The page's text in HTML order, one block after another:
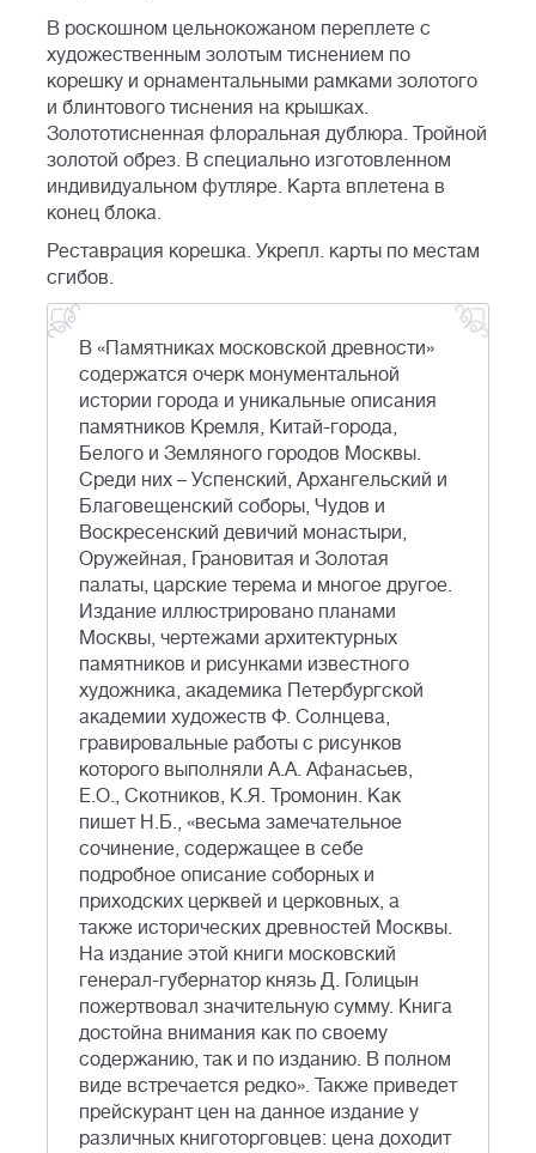
В роскошном цельнокожаном переплете с
художественным золотым тиснением по
корешку и орнаментальными рамками золотого
и блинтового тиснения на крышках.
Золототисненная флоральная дублюра. Тройной
золотой обрез. В специально изготовленном
индивидуальном футляре. Карта вплетена в
конец блока.
Реставрация корешка. Укрепл. карты по местам
сгибов.
В «Памятниках московской древности»
содержатся очерк монументальной
истории города и уникальные описания
памятников Кремля, Китай-города,
Белого и Земляного городов Москвы.
Среди них – Успенский, Архангельский и
Благовещенский соборы, Чудов и
Воскресенский девичий монастыри,
Оружейная, Грановитая и Золотая
палаты, царские терема и многое другое.
Издание иллюстрировано планами
Москвы, чертежами архитектурных
памятников и рисунками известного
художника, академика Петербургской
академии художеств Ф. Солнцева,
гравировальные работы с рисунков
которого выполняли А.А. Афанасьев,
Е.О., Скотников, К.Я. Тромонин. Как
пишет Н.Б., «весьма замечательное
сочинение, содержащее в себе
подробное описание соборных и
приходских церквей и церковных, а
также исторических древностей Москвы.
На издание этой книги московский
генерал-губернатор князь Д. Голицын
пожертвовал значительную сумму. Книга
достойна внимания как по своему
содержанию, так и по изданию. В полном
виде встречается редко». Также приведет
прейскурант цен на данное издание у
различных книготорговцев: цена доходит